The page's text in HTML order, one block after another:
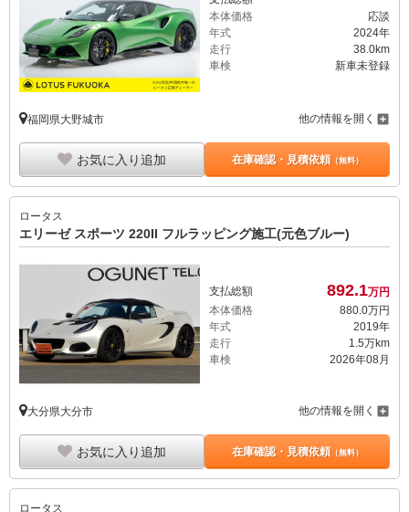
本体価格
応談
年式
2024年
走行
38.0km
車検
新車未登録
福岡県大野城市 他の情報を開く
お気に入り追加 在庫確認・見積依頼（無料）
ロータス
エリーゼ スポーツ 220II フルラッピング施工(元色ブルー)
支払総額 892.1万円
本体価格
880. 0万円
年式
2019年
走行
1.5万km
車検
2026年08月
大分県大分市 他の情報を開く
お気に入り追加 在庫確認・見積依頼（無料）
ロータス